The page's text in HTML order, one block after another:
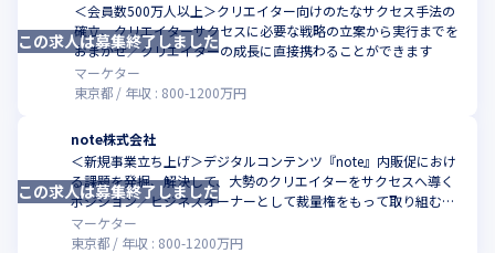
＜会員数500万人以上＞クリエイター向けのたなサクセス手法の
確立、クリエイターサクセスに必要な戦略の立案から実行までを
おまかせ／クリエイターの成長に直接携わることができます
マーケター
東京都
年収 : 800-1200万円
この求人は募集終了しました
note株式会社
＜新規事業立ち上げ＞デジタルコンテンツ『note』内販促におけ
る課題を発掘、解決して、大勢のクリエイターをサクセスへ導く
ポジション／ビジネスオーナーとして裁量権をもって取り組むこ
とができます
マーケター
東京都
年収 : 800-1200万円
この求人は募集終了しました